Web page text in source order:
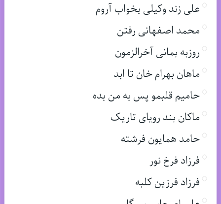
علی زند وکیلی بخواب آروم
محمد اصفهانی رفتن
روزبه بمانی آخرالزمون
ماهان بهرام خان تا ابد
حامیم قلبمو پس به من بده
ماکان بند رویای تاریک
حامد همایون فرشته
فرزاد فرخ نور
فرزاد فرزین کلبه